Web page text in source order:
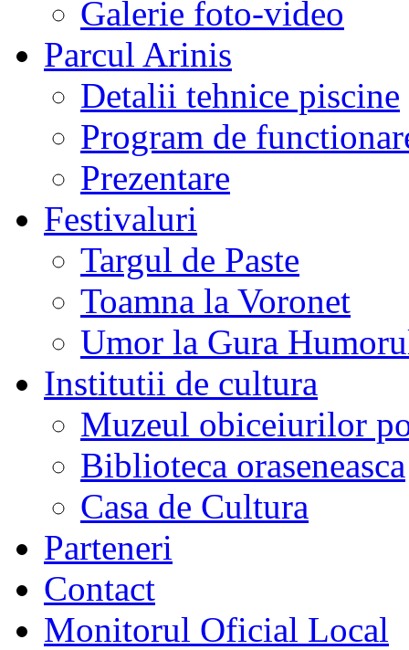
Galerie foto-video
Parcul Arinis
Detalii tehnice piscine
Program de
Prezentare
Festivaluri
Targul de Paste
Toamna la Voronet
Umor la Gura
Institutii de cultura
Muzeul obiceiurilor
Biblioteca oraseneasca
Casa de Cultura
Parteneri
Contact
Monitorul Oficial Local